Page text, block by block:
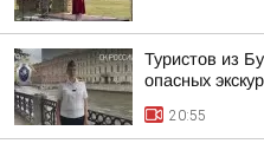
Туристов из
опасных
20:55